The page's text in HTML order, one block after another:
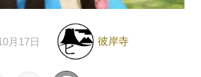
月17日 彼岸寺